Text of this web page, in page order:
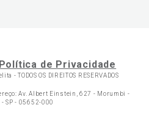
de Privacidade
-TODOS OS DIREITOS RESERVADOS
Av. Albert Einstein, 627 - Morumbi -
- SP - 05652-000